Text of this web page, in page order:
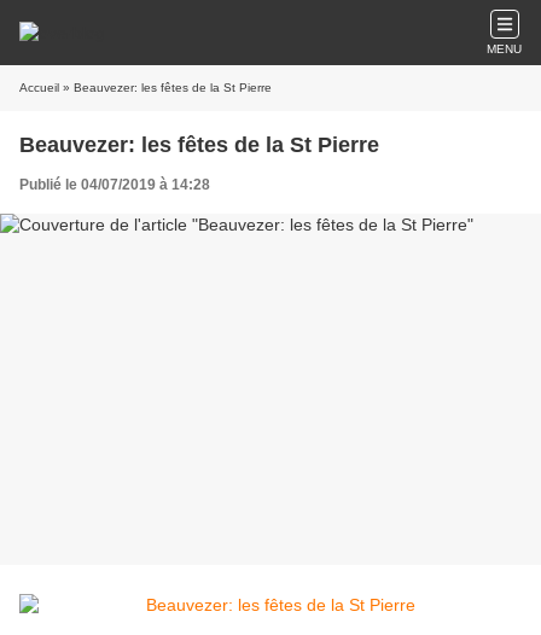
MENU
Accueil » Beauvezer: les fêtes de la St Pierre
Beauvezer: les fêtes de la St Pierre
Publié le 04/07/2019 à 14:28